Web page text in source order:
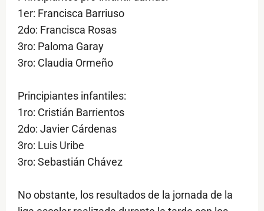
1er: Francisca Barriuso
2do: Francisca Rosas
3ro: Paloma Garay
3ro: Claudia Ormeño
Principiantes infantiles:
1ro: Cristián Barrientos
2do: Javier Cárdenas
3ro: Luis Uribe
3ro: Sebastián Chávez
No obstante, los resultados de la jornada de la